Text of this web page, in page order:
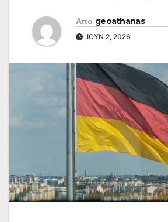
Από geoathanas
ΙΟΎΝ 2, 2026